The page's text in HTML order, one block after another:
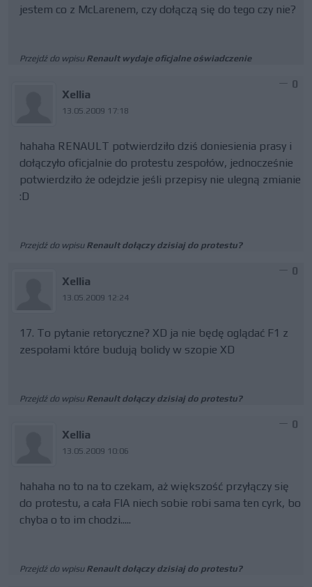
jestem co z McLarenem, czy dołączą się do tego czy nie?
Przejdź do wpisu Renault wydaje oficjalne oświadczenie
Xellia
13.05.2009 17:18
0
hahaha RENAULT potwierdziło dziś doniesienia prasy i
dołączyło oficjalnie do protestu zespołów, jednocześnie
potwierdziło że odejdzie jeśli przepisy nie ulegną zmianie
:D
Przejdź do wpisu Renault dołączy dzisiaj do protestu?
Xellia
13.05.2009 12:24
0
17. To pytanie retoryczne? XD ja nie będę oglądać F1 z
zespołami które budują bolidy w szopie XD
Przejdź do wpisu Renault dołączy dzisiaj do protestu?
Xellia
13.05.2009 10:06
0
hahaha no to na to czekam, aż większość przyłączy się
do protestu, a cała FIA niech sobie robi sama ten cyrk, bo
chyba o to im chodzi.....
Przejdź do wpisu Renault dołączy dzisiaj do protestu?